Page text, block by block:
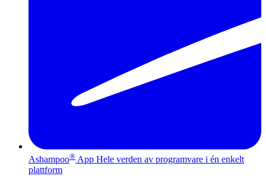
Ashampoo® App Hele verden av programvare i én enkelt
plattform